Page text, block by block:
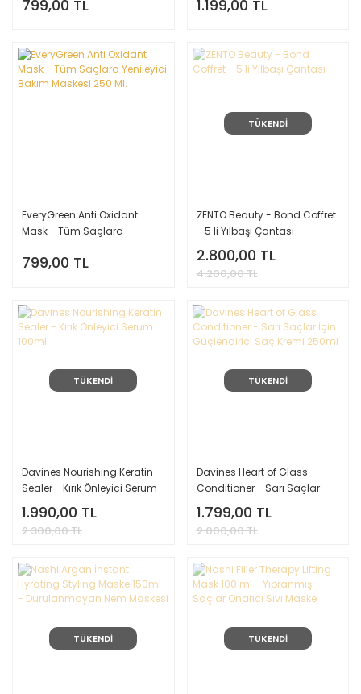
Bakım Maskesi 250 Ml.
799,00 TL Ml.
1.199,00 TL
EveryGreen Anti Oxidant
Mask - Tüm Saçlara
Ml.
799,00 TL
TÜKENDİ
ZENTO Beauty - Bond Coffret
- 5 li Yılbaşı Çantası
2.800,00 TL
4.200,00 TL
TÜKENDİ
Davines Nourishing Keratin
Sealer - Kırık Önleyici Serum
100ml
1.990,00 TL
2.300,00 TL
TÜKENDİ
Davines Heart of Glass
Conditioner - Sarı Saçlar
İçin Güçlendirici Saç Kremi
250ml
1.799,00 TL
2.000,00 TL
TÜKENDİ TÜKENDİ